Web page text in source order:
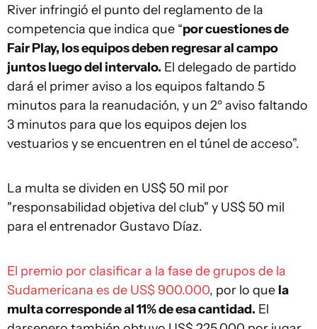
River infringió el punto del reglamento de la
competencia que indica que “por cuestiones de
Fair Play, los equipos deben regresar al campo
juntos luego del intervalo. El delegado de partido
dará el primer aviso a los equipos faltando 5
minutos para la reanudación, y un 2º aviso faltando
3 minutos para que los equipos dejen los
vestuarios y se encuentren en el túnel de acceso”.
La multa se dividen en US$ 50 mil por
"responsabilidad objetiva del club" y US$ 50 mil
para el entrenador Gustavo Díaz.
El premio por clasificar a la fase de grupos de la
Sudamericana es de US$ 900.000, por lo que la
multa corresponde al 11% de esa cantidad. El